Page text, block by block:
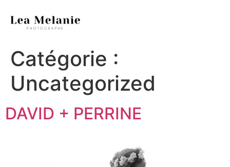
Catégorie :
Uncategorized
DAVID + PERRINE